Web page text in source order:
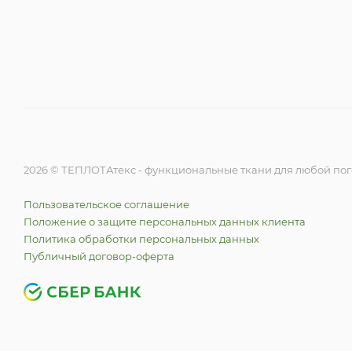
2026 © ТЕПЛОТАтекс - функциональные ткани для любой
Пользовательское соглашение
Положение о защите персональных данных клиента
Политика обработки персональных данных
Публичный договор-оферта